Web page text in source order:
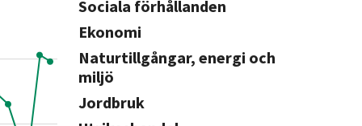
Sociala förhållanden
Ekonomi
Naturtillgångar, energi och
miljö
Jordbruk